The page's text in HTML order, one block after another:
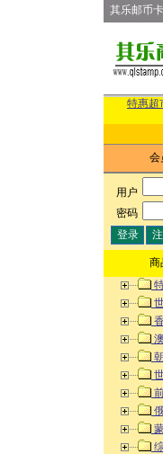
其乐邮币
特惠超
会
用户:
密码:
商